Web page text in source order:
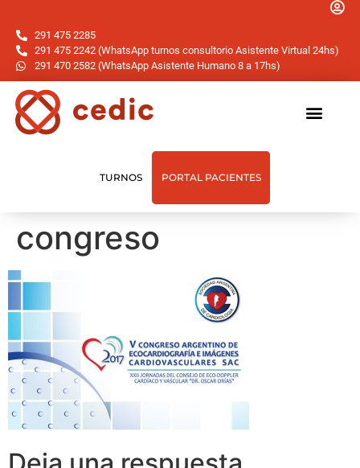
291 475 2285
291 475 2242 (WhatsApp turnos consultorio Asistente Virtual 24hs)
291 470 2582 (WhatsApp Asistente Humano 8 a 17hs)
TURNOS PORTAL PACIENTES
congreso